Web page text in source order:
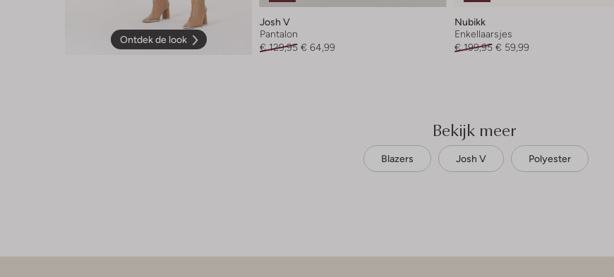
Ontdek de look
Josh V
Pantalon
€ 129,95 € 64,99
Nubikk
Enkellaarsjes
€ 199,95 € 59,99
Bekijk meer
Blazers Josh V Polyester